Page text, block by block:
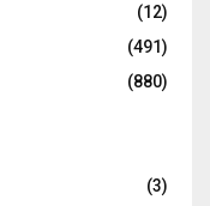
(12)
(491)
(880)
(3)